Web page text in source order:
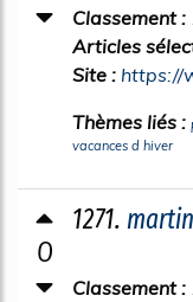
Classement :
Articles
Site : https://
Thèmes liés :
vacances d hiver
0
1271.
Classement :